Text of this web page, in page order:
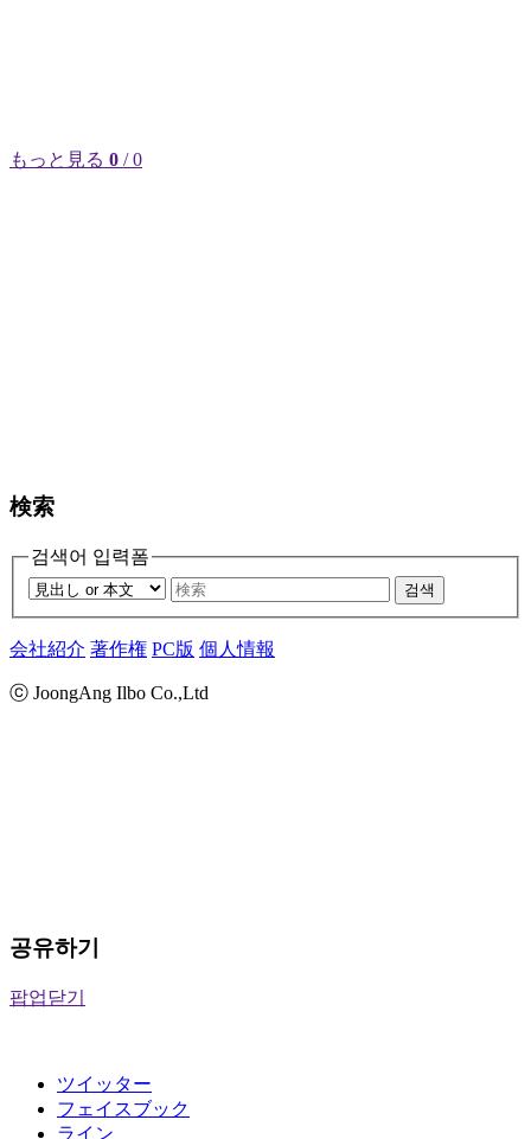
もっと見る 0 / 0
検索
검색어 입력폼
검색
会社紹介 著作権 PC版 個人情報
ⓒ JoongAng Ilbo Co.,Ltd
공유하기
팝업닫기
ツイッター
フェイスブック
ライン